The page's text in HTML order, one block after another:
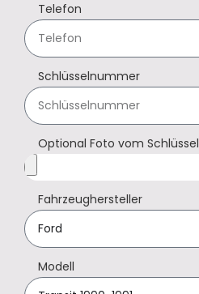
Telefon
Schlüsselnummer
Optional Foto vom Schlüssel
Fahrzeughersteller
Modell